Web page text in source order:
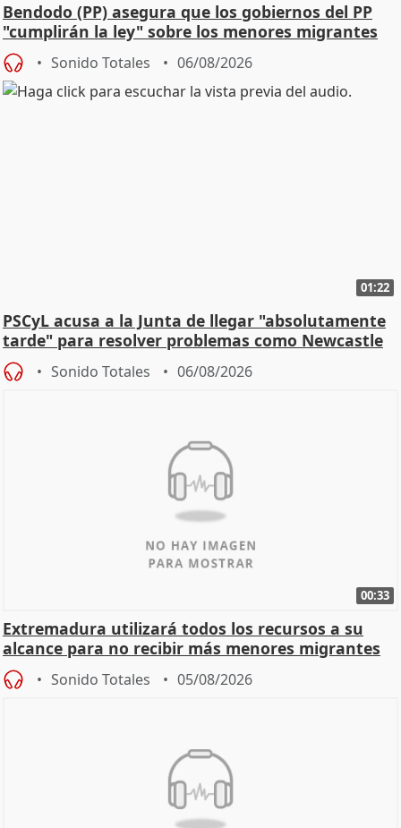
Bendodo (PP) asegura que los gobiernos del PP
"cumplirán la ley" sobre los menores migrantes
Sonido Totales 06/08/2026
01:22
PSCyL acusa a la Junta de llegar "absolutamente
tarde" para resolver problemas como Newcastle
Sonido Totales 06/08/2026
00:33
Extremadura utilizará todos los recursos a su
alcance para no recibir más menores migrantes
Sonido Totales 05/08/2026